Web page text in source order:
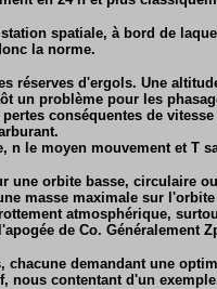
spatiale, à bord de
la norme.
réserves d'ergols. Une
un problème pour les
conséquentes de
n le moyen mouvement et T
une orbite basse, circulaire
masse maximale sur
atmosphérique,
de Co. Généralement
chacune demandant une
nous contentant d'un